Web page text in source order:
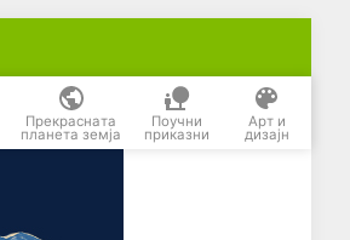
Прекрасната
планета земја
Поучни
приказни
Арт и
дизајн